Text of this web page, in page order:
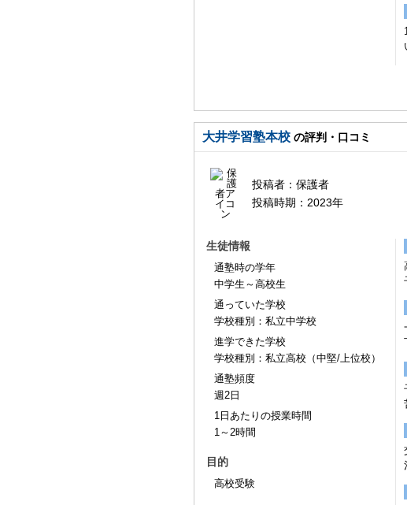
大井学習塾本校 の評判・口コミ
投稿者： 保護者
投稿時期： 2023年
生徒情報
通塾時の学年
中学生～高校生
通っていた学校
学校種別：私立中学校
進学できた学校
学校種別：私立高校（中堅/上位校）
通塾頻度
週2日
1日あたりの授業時間
1～2時間
目的
高校受験